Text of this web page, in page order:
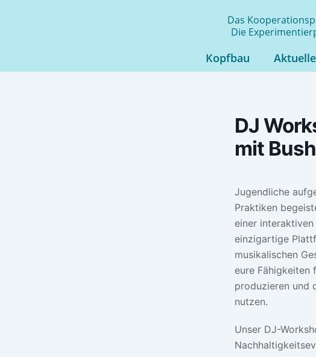
Das
Die
Kopfbau
DJ
mit
Jugendliche
Praktiken
einer
einzigartige
musikalischen
eure Fähigkeiten
produzieren und
nutzen.
Unser DJ-